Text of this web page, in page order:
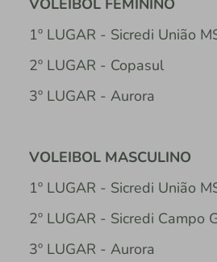
1º LUGAR - Sicredi União
2º LUGAR - Copasul
3º LUGAR - Aurora
VOLEIBOL MASCULINO
1º LUGAR - Sicredi União
2º LUGAR - Sicredi Campo
3º LUGAR - Aurora